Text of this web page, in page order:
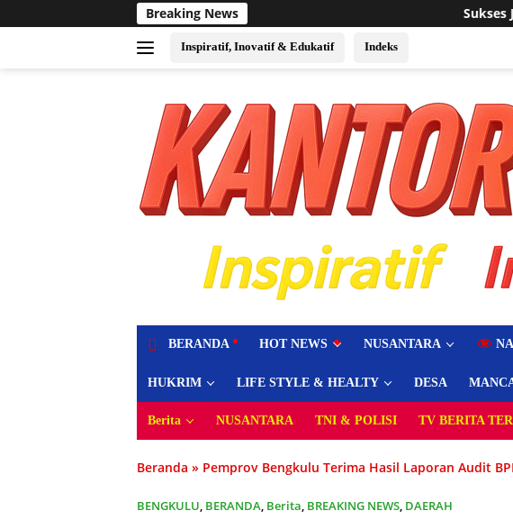
ke
Breaking News Sukses Jadi Tuan Rumah Event Voli
Inspiratif, Inovatif & Edukatif Indeks
BERANDA HOT NEWS NUSANTARA
HUKRIM LIFE STYLE & HEALTY DESA
Berita NUSANTARA TNI & POLISI TV BERITA
Beranda » Pemprov Bengkulu Terima Hasil Laporan Audit
BENGKULU, BERANDA, Berita, BREAKING NEWS, DAERAH